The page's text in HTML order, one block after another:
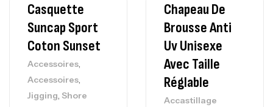
Casquette
Suncap Sport
Coton Sunset
Accessoires,
Accessoires,
Jigging, Shore
Chapeau De
Brousse Anti
Uv Unisexe
Avec Taille
Réglable
Accastillage